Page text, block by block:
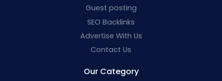
Guest posting
SEO Backlinks
Advertise With Us
Contact Us
Our Category